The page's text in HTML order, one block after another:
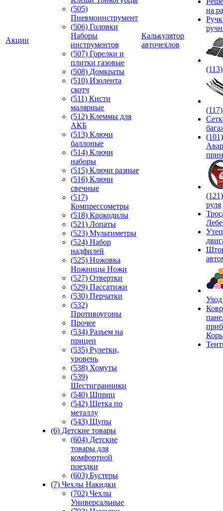
Акции
(505)
Пневмоинструмент
(506) Головки
Наборы
инструментов
(507) Горелки и
плитки газовые
(508) Домкраты
(510) Изолента
скотч
(511) Кисти
малярные
(512) Клеммы для
АКБ
(513) Ключи
баллоные
(514) Ключи
наборы
(515) Ключи разные
(516) Ключи
свечные
(517)
Компрессометры
(518) Крокодилы
(521) Лопаты
(523) Мультиметры
(524) Набор
надфилей
(525) Ножовка
Ножницы Ножи
(527) Отвертки
(529) Пассатижи
(530) Перчатки
(532)
Противоугоны
Прочее
(534) Разъем на
прицеп
(535) Рулетки,
уровень
(538) Хомуты
(539)
Шестигранники
(540) Шприц
(542) Щетка по
металлу
(543) Щупы
(6) Детские товары
(604) Детские
товары для
комфортной
поездки
(603) Бустеры
(7) Чехлы Накидки
(702) Чехлы
Универсальные
Калькулятор
авточехлов
на
(101)
руля
Уход